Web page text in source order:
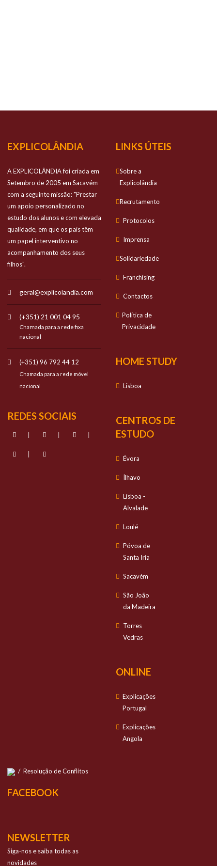
EXPLICOLÂNDIA
A EXPLICOLÂNDIA foi criada em
Setembro de 2005 em Sacavém
com a seguinte missão: "Prestar
um apoio personalizado no
estudo dos alunos e com elevada
qualidade, em que os pais têm
um papel interventivo no
acompanhamento dos seus
filhos".
geral@explicolandia.com
(+351) 21 001 04 95
Chamada para a rede fixa
nacional
(+351) 96 792 44 12
Chamada para a rede móvel
nacional
REDES SOCIAIS
| | |
|
LINKS ÚTEIS
Sobre a
Explicolândia
Recrutamento
Protocolos
Imprensa
Solidariedade
Franchising
Contactos
Política de
Privacidade
HOME STUDY
Lisboa
CENTROS DE
ESTUDO
Évora
Ílhavo
Lisboa -
Alvalade
Loulé
Póvoa de
Santa Iria
Sacavém
São João
da Madeira
Torres
Vedras
ONLINE
Explicações
Portugal
Explicações
Angola
/ Resolução de Conflitos
FACEBOOK
NEWSLETTER
Siga-nos e saiba todas as
novidades